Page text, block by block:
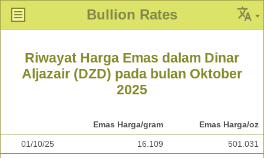
Bullion Rates
Riwayat Harga Emas dalam Dinar
Aljazair (DZD) pada bulan Oktober
2025
Emas Harga/gram Emas Harga/oz
01/10/25 16.109 501.031